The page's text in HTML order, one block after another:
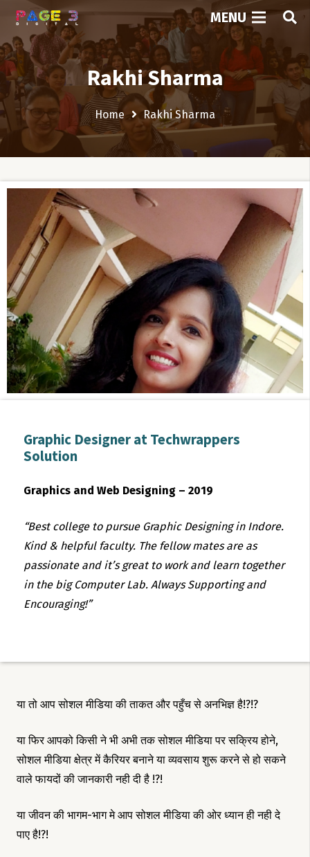
MENU
Rakhi Sharma
Home Rakhi Sharma
Graphic Designer at Techwrappers
Solution
Graphics and Web Designing – 2019
“Best college to pursue Graphic Designing in Indore.
Kind & helpful faculty. The fellow mates are as
passionate and it’s great to work and learn together
in the big Computer Lab. Always Supporting and
Encouraging!”
या तो आप सोशल मीडिया की ताकत और पहुँच से अनभिज्ञ है!?!?
या फिर आपको किसी ने भी अभी तक सोशल मीडिया पर सक्रिय होने,
सोशल मीडिया क्षेत्र में कैरियर बनाने या व्यवसाय शुरू करने से हो सकने
वाले फायदों की जानकारी नही दी है !?!
या जीवन की भागम-भाग मे आप सोशल मीडिया की ओर ध्यान ही नही दे
पाए है!?!